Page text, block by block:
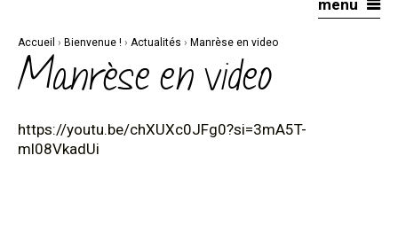
navigation
menu
Accueil › Bienvenue ! › Actualités › Manrèse en video
Manrèse en video
https://youtu.be/chXUXc0JFg0?si=3mA5T-
ml08VkadUi